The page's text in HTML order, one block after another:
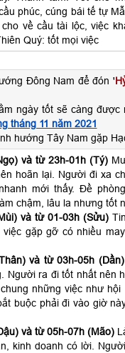
phúc, cúng bái tế tự
về cầu tài lộc, việc
Quý: tốt mọi việc
Đông Nam để đón '
ngày tốt sẽ càng
tháng 11 năm 2021
hướng Tây Nam gặp
và từ 23h-01h (Tý)
hoãn lại. Người đi xa
mới thấy. Đề
chậm, lâu la nhưng tốt
và từ 01-03h (Sửu)
việc gặp gỡ có nhiều
và từ 03h-05h (Dần)
Người ra đi tốt nhất nên
những việc như
buộc phải đi vào giờ
và từ 05h-07h (Mão)
kinh doanh có lời.